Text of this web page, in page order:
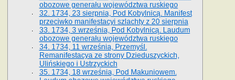
obozowe generału województwa ruskiego
32. 1734, 23 sierpnia, Pod Kobylnicą. Manifest
przeciwko manifestacyi szlachty z 20 sierpnia
33. 1734, 3 września, Pod Kobylnicą. Laudum
obozowe generału województwa ruskiego
34. 1734, 11 września, Przemyśl.
Remanifestacya ze strony Dzieduszyckich,
Ulińskiego i Ustrzyckich
35. 1734, 18 września, Pod Makuniowem.